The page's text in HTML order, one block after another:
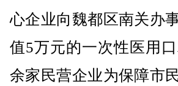
心企业向魏都区南关办
值5万元的一次性医用
余家民营企业为保障市